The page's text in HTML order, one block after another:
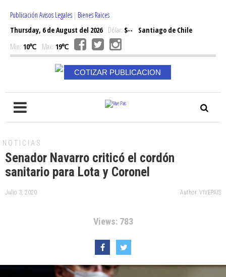
Publicación Avisos Legales | Bienes Raices
Thursday, 6 de August del 2026Dólar: $--
Santiago de Chile
Min: 10℃ Max: 19℃
COTIZAR PUBLICACION
NOTICIAS
Senador Navarro criticó el cordón
sanitario para Lota y Coronel
Julio 3, 2020 Author: VIVEPAIS
Views: 783